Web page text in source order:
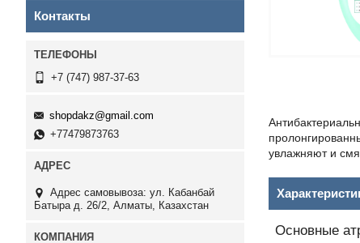
увлажняют и
Основные
Контакты
+7 (747) 987-37-63
shopdakz@gmail.com
+77479873763
Адрес самовывоза: ул. Кабанбай
Батыра д. 26/2, Алматы, Казахстан